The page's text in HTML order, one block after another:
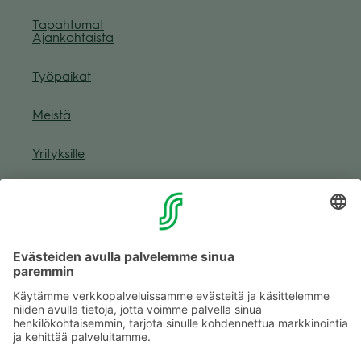
Tapah­tu­mat
Ajan­koh­taista
Työ­pai­kat
Meistä
Yri­tyk­sille
Muuta eväs­tea­se­tuk­sia & eväs­tein­for­maa­tio
Tie­to­suo­ja­se­loste (Arina)